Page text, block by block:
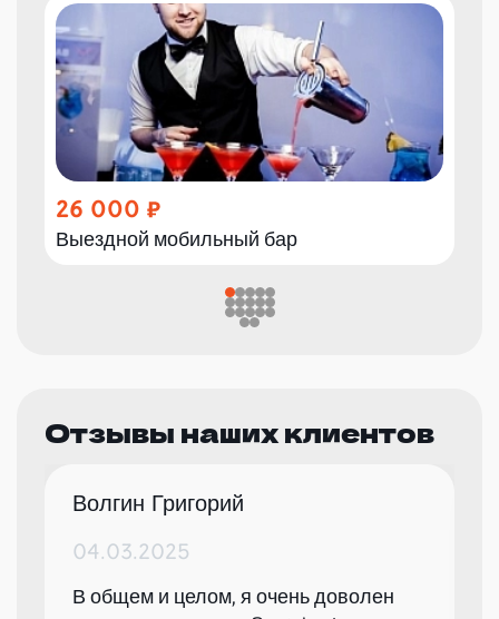
26 000
Выездной мобильный бар
Отзывы наших клиентов
Волгин Григорий
04.03.2025
В общем и целом, я очень доволен